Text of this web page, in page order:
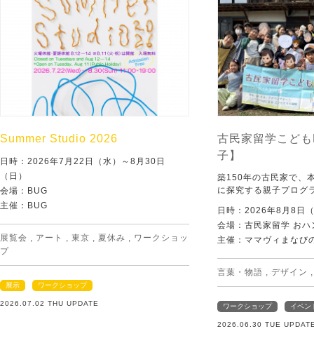
Summer Studio 2026
日時：2026年7月22日（水）～8月30日
（日）
会場：BUG
主催：BUG
展覧会 , アート , 東京 , 夏休み , ワークショッ
プ
展示 ワークショップ
2026.07.02 THU UPDATE
古民家留学こど
子】
築150年の古民家で、
に探究する親子プログ
日時：2026年8月8日
会場：古民家留学 おハ
主催：ママヴィまなび
言葉・物語 , デザイン
ワークショップ イベン
2026.06.30 TUE